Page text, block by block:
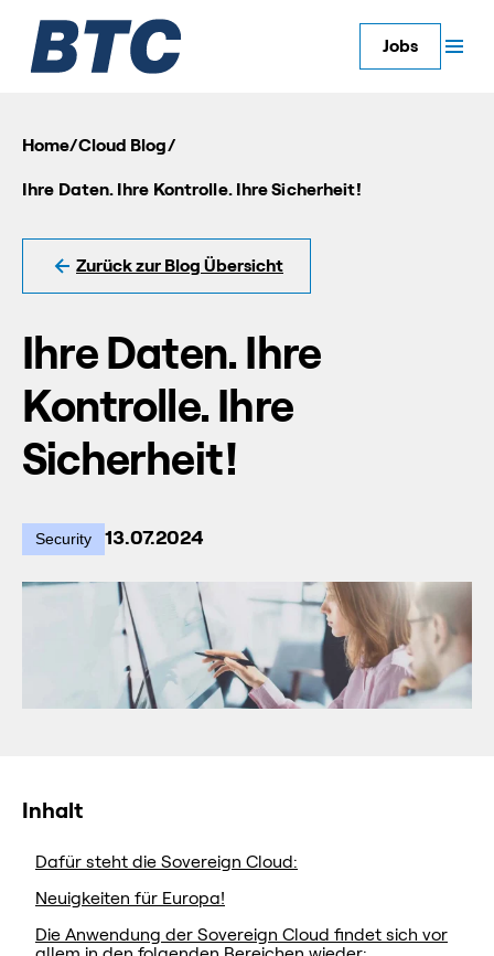
Jobs
Home/Cloud Blog/
Ihre Daten. Ihre Kontrolle. Ihre Sicherheit!
Zurück zur Blog Übersicht
Ihre Daten. Ihre
Kontrolle. Ihre
Sicherheit!
Security 13.07.2024
Inhalt
Dafür steht die Sovereign Cloud:
Neuigkeiten für Europa!
Die Anwendung der Sovereign Cloud findet sich vor